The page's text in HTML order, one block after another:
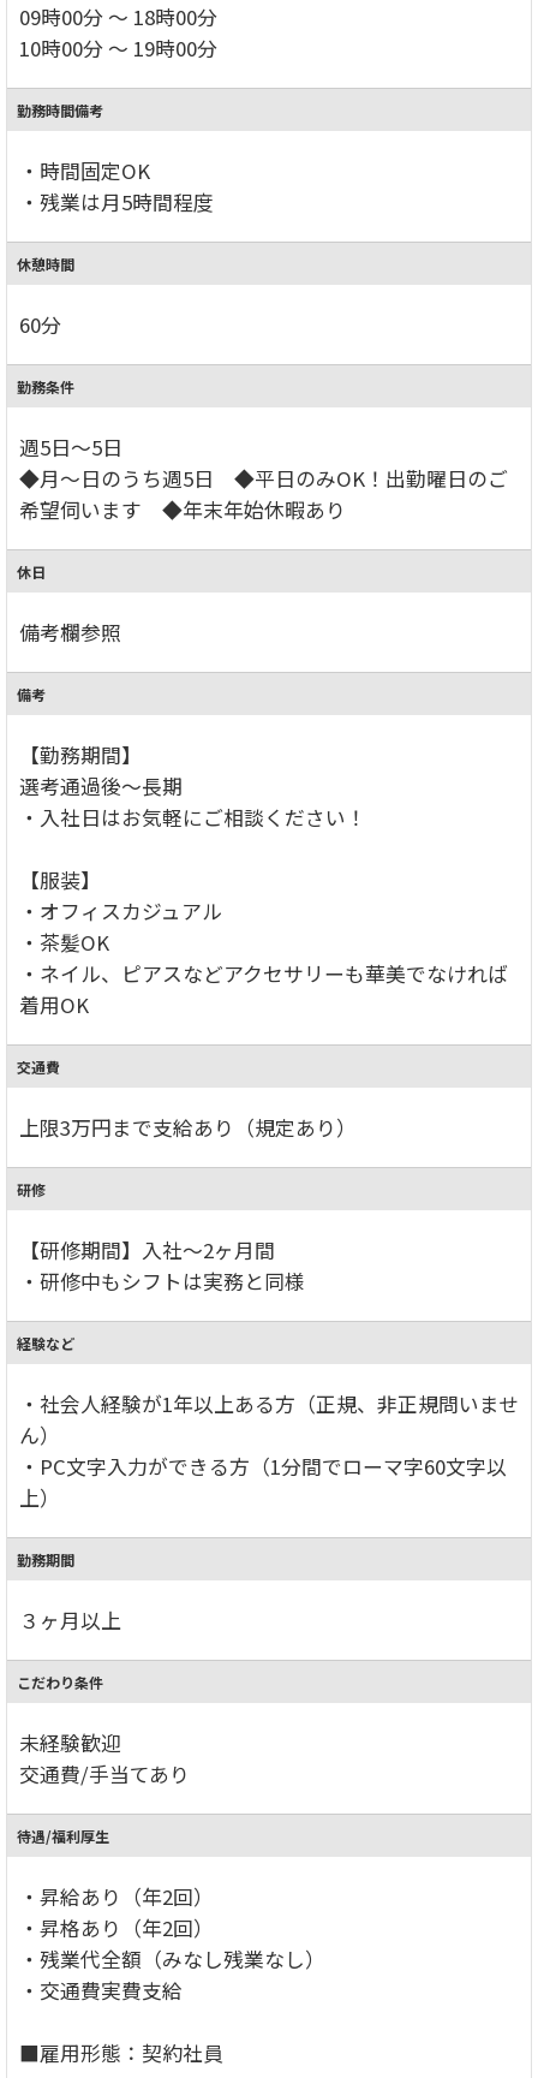
09時00分 ～ 18時00分
10時00分 ～ 19時00分
勤務時間備考
・時間固定OK
・残業は月5時間程度
休憩時間
60分
勤務条件
週5日～5日
◆月～日のうち週5日 ◆平日のみOK！出勤曜日のご
希望伺います ◆年末年始休暇あり
休日
備考欄参照
備考
【勤務期間】
選考通過後～長期
・入社日はお気軽にご相談ください！
【服装】
・オフィスカジュアル
・茶髪OK
・ネイル、ピアスなどアクセサリーも華美でなければ
着用OK
交通費
上限3万円まで支給あり（規定あり）
研修
【研修期間】入社～2ヶ月間
・研修中もシフトは実務と同様
経験など
・社会人経験が1年以上ある方（正規、非正規問いませ
ん）
・PC文字入力ができる方（1分間でローマ字60文字以
上）
勤務期間
３ヶ月以上
こだわり条件
未経験歓迎
交通費/手当てあり
待遇/福利厚生
・昇給あり（年2回）
・昇格あり（年2回）
・残業代全額（みなし残業なし）
・交通費実費支給
■雇用形態：契約社員